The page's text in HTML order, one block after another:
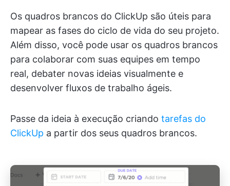
Os quadros brancos do ClickUp são úteis para
mapear as fases do ciclo de vida do seu projeto.
Além disso, você pode usar os quadros brancos
para colaborar com suas equipes em tempo
real, debater novas ideias visualmente e
desenvolver fluxos de trabalho ágeis.
Passe da ideia à execução criando tarefas do
ClickUp a partir dos seus quadros brancos.